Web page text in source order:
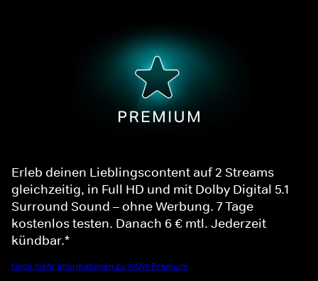
Erleb deinen Lieblingscontent auf 2 Streams
gleichzeitig, in Full HD und mit Dolby Digital 5.1
Surround Sound – ohne Werbung. 7 Tage
kostenlos testen. Danach 6 € mtl. Jederzeit
kündbar.*
Noch mehr Informationen zu WOW Premium